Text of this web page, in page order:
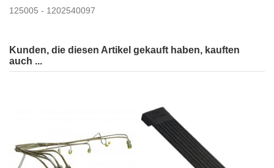
125005 - 1202540097
Kunden, die diesen Artikel gekauft haben, kauften
auch ...